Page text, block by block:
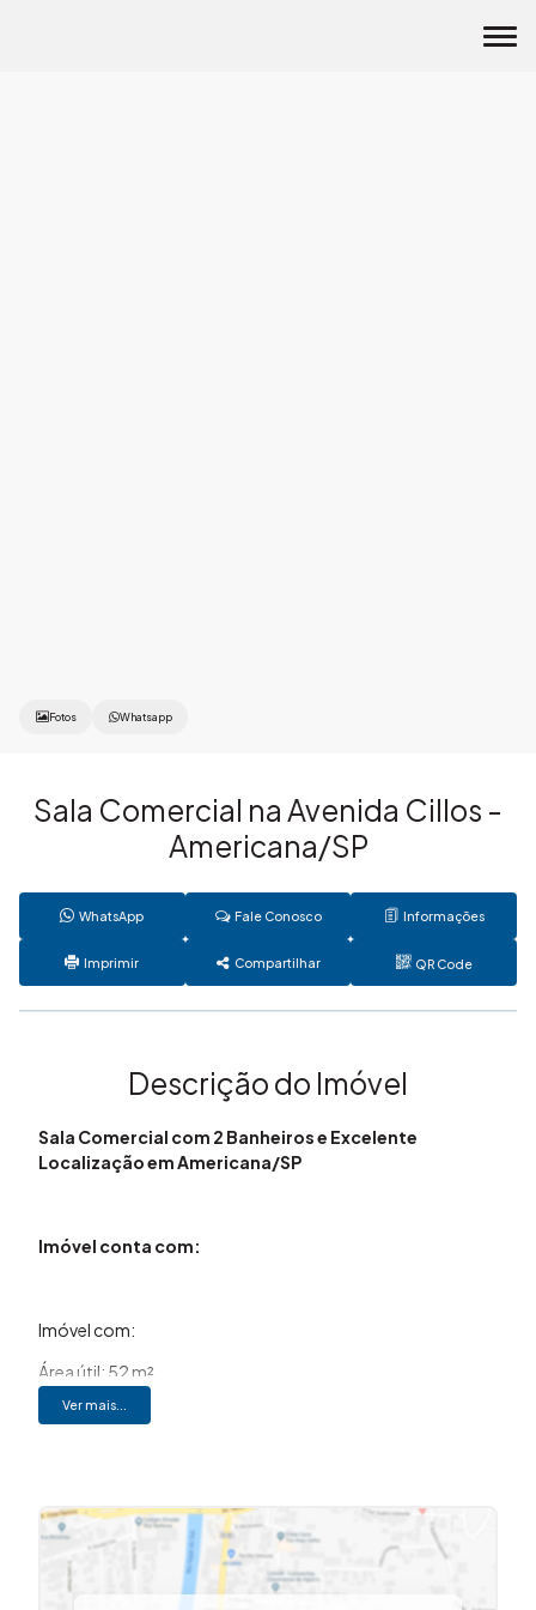
Fotos Whatsapp
Sala Comercial na Avenida Cillos -
Americana/SP
WhatsApp Fale Conosco Informações
Imprimir Compartilhar QR Code
Descrição do Imóvel
Sala Comercial com 2 Banheiros e Excelente
Localização em Americana/SP
Imóvel conta com:
Imóvel com:
Área útil: 52 m²
Sala comercial ampla;
Excelente iluminação natural;
Localização estratégica;
Ver mais...